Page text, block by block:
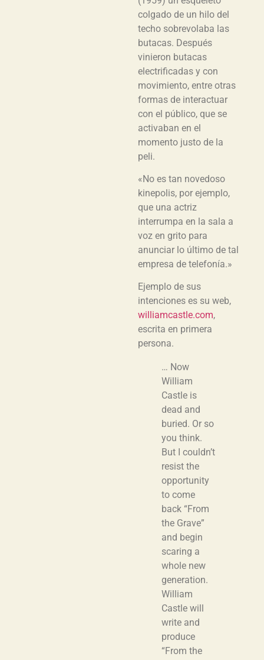
colgado de un hilo del
techo sobrevolaba las
butacas. Después
vinieron butacas
electrificadas y con
movimiento, entre otras
formas de interactuar
con el público, que se
activaban en el
momento justo de la
peli.
«No es tan novedoso
kinepolis, por ejemplo,
que una actriz
interrumpa en la sala a
voz en grito para
anunciar lo último de tal
empresa de telefonía.»
Ejemplo de sus
intenciones es su web,
williamcastle.com,
escrita en primera
persona.
… Now
William
Castle is
dead and
buried. Or so
you think.
But I couldn’t
resist the
opportunity
to come
back “From
the Grave”
and begin
scaring a
whole new
generation.
William
Castle will
write and
produce
“From the